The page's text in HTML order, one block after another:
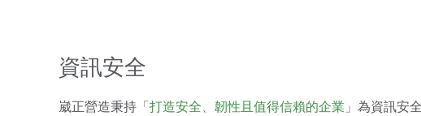
資訊安全
崴正營造秉持「打造安全、韌性且值得信賴的企業 」為資訊安